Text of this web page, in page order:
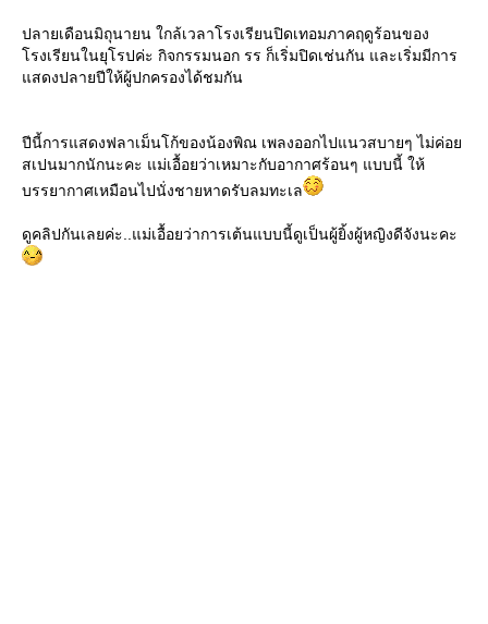
ปลายเดือนมิถุนายน ใกล้เวลาโรงเรียนปิดเทอมภาคฤดูร้อนของ
โรงเรียนในยุโรปค่ะ กิจกรรมนอก รร ก็เริ่มปิดเช่นกัน และเริ่มมีการ
แสดงปลายปีให้ผู้ปกครองได้ชมกัน
ปีนี้การแสดงฟลาเม็นโก้ของน้องพิณ เพลงออกไปแนวสบายๆ ไม่ค่อย
สเปนมากนักนะคะ แม่เอื้อยว่าเหมาะกับอากาศร้อนๆ แบบนี้ ให้
บรรยากาศเหมือนไปนั่งชายหาดรับลมทะเล
ดูคลิปกันเลยค่ะ..แม่เอื้อยว่าการเต้นแบบนี้ดูเป็นผู้ยิ้งผู้หญิงดีจังนะคะ